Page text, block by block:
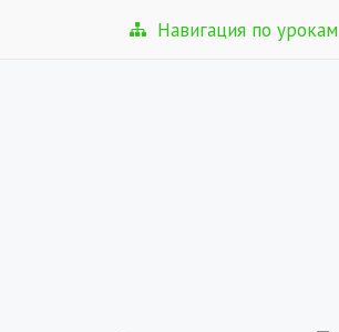
Навигация по урокам